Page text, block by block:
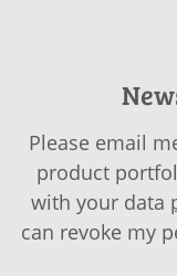
Please email
product
with your data
can revoke my